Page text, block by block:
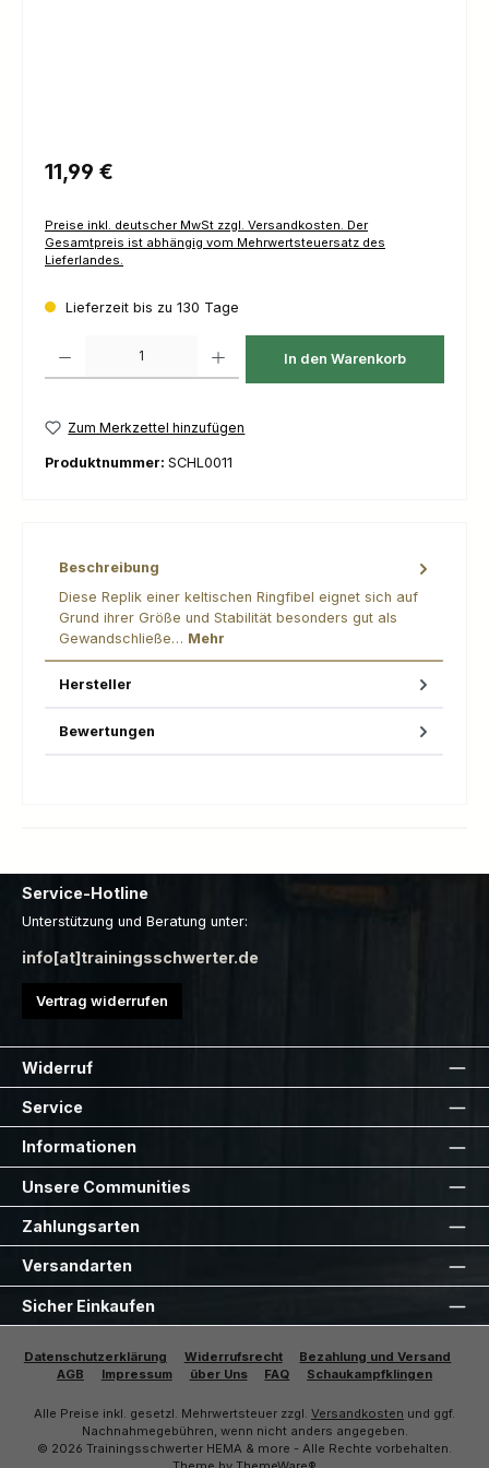
Regulärer Preis:
11,99 €
Preise inkl. deutscher MwSt zzgl. Versandkosten. Der
Gesamtpreis ist abhängig vom Mehrwertsteuersatz des
Lieferlandes.
Lieferzeit bis zu 130 Tage
In den Warenkorb
Zum Merkzettel hinzufügen
Produktnummer: SCHL0011
Beschreibung
Diese Replik einer keltischen Ringfibel eignet sich auf
Grund ihrer Größe und Stabilität besonders gut als
Gewandschließe… Mehr
Hersteller
Bewertungen
Service-Hotline
Unterstützung und Beratung unter:
info[at]trainingsschwerter.de
Vertrag widerrufen
Widerruf
Service
Informationen
Unsere Communities
Zahlungsarten
Versandarten
Sicher Einkaufen
Datenschutzerklärung Widerrufsrecht
Bezahlung und Versand
AGB
Impressum über Uns FAQ Schaukampfklingen
Alle Preise inkl. gesetzl. Mehrwertsteuer zzgl. Versandkosten und ggf.
Nachnahmegebühren, wenn nicht anders angegeben.
© 2026 Trainingsschwerter HEMA & more - Alle Rechte vorbehalten.